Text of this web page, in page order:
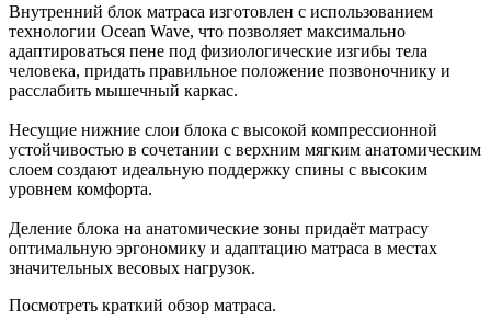
Внутренний блок матраса изготовлен с использованием
технологии Ocean Wave, что позволяет максимально
адаптироваться пене под физиологические изгибы тела
человека, придать правильное положение позвоночнику и
расслабить мышечный каркас.
Несущие нижние слои блока с высокой компрессионной
устойчивостью в сочетании с верхним мягким анато­мическим
слоем создают идеальную поддержку спины с высоким
уровнем комфорта.
Деление блока на анатомические зоны придаёт матрасу
оптимальную эргономику и адаптацию матраса в ме­стах
значительных весовых нагрузок.
Посмотреть краткий обзор матраса.